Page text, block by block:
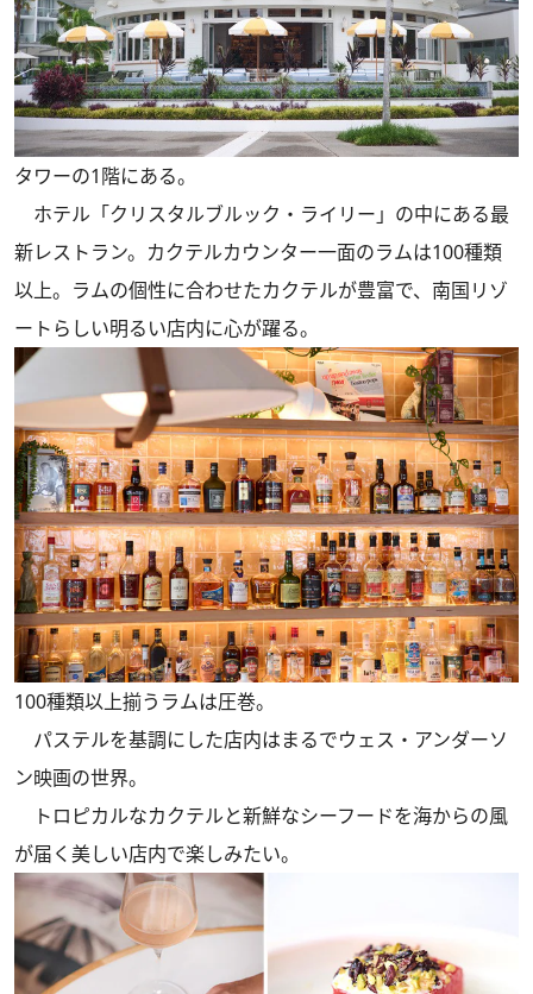
タワーの1階にある。
ホテル「クリスタルブルック・ライリー」の中にある最
新レストラン。カクテルカウンター一面のラムは100種類
以上。ラムの個性に合わせたカクテルが豊富で、南国リゾ
ートらしい明るい店内に心が躍る。
100種類以上揃うラムは圧巻。
パステルを基調にした店内はまるでウェス・アンダーソ
ン映画の世界。
トロピカルなカクテルと新鮮なシーフードを海からの風
が届く美しい店内で楽しみたい。